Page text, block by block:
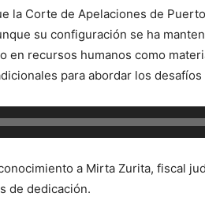
la Corte de Apelaciones de
su configuración se ha
en recursos humanos como
para abordar los
a Mirta Zurita, fiscal
de dedicación.